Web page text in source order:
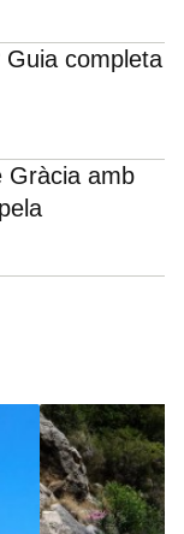
completa
Gràcia amb